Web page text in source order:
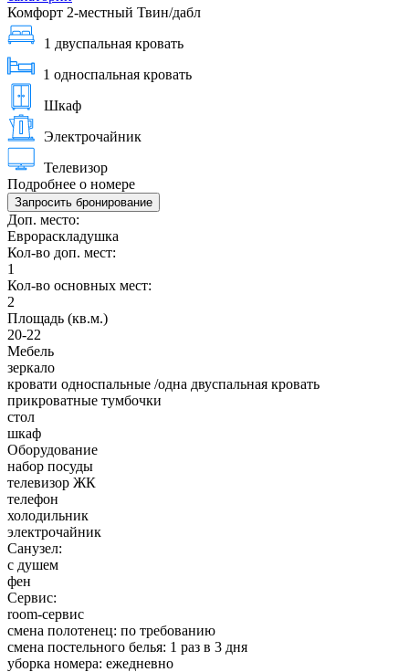
Комфорт 2-местный Твин/дабл
1 двуспальная кровать
1 односпальная кровать
Шкаф
Электрочайник
Телевизор
Подробнее о номере
Запросить бронирование
Доп. место:
Еврораскладушка
Кол-во доп. мест:
1
Кол-во основных мест:
2
Площадь (кв.м.)
20-22
Мебель
зеркало
кровати односпальные /одна двуспальная кровать
прикроватные тумбочки
стол
шкаф
Оборудование
набор посуды
телевизор ЖК
телефон
холодильник
электрочайник
Санузел:
с душем
фен
Сервис:
room-сервис
смена полотенец: по требованию
смена постельного белья: 1 раз в 3 дня
уборка номера: ежедневно